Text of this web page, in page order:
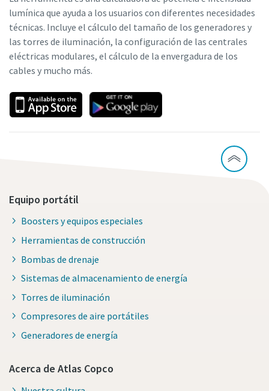
lumínica que ayuda a los usuarios con diferentes necesidades
técnicas. Incluye el cálculo del tamaño de los generadores y
las torres de iluminación, la configuración de las centrales
eléctricas modulares, el cálculo de la envergadura de los
cables y mucho más.
Equipo portátil
Boosters y equipos especiales
Herramientas de construcción
Bombas de drenaje
Sistemas de almacenamiento de energía
Torres de iluminación
Compresores de aire portátiles
Generadores de energía
Acerca de Atlas Copco